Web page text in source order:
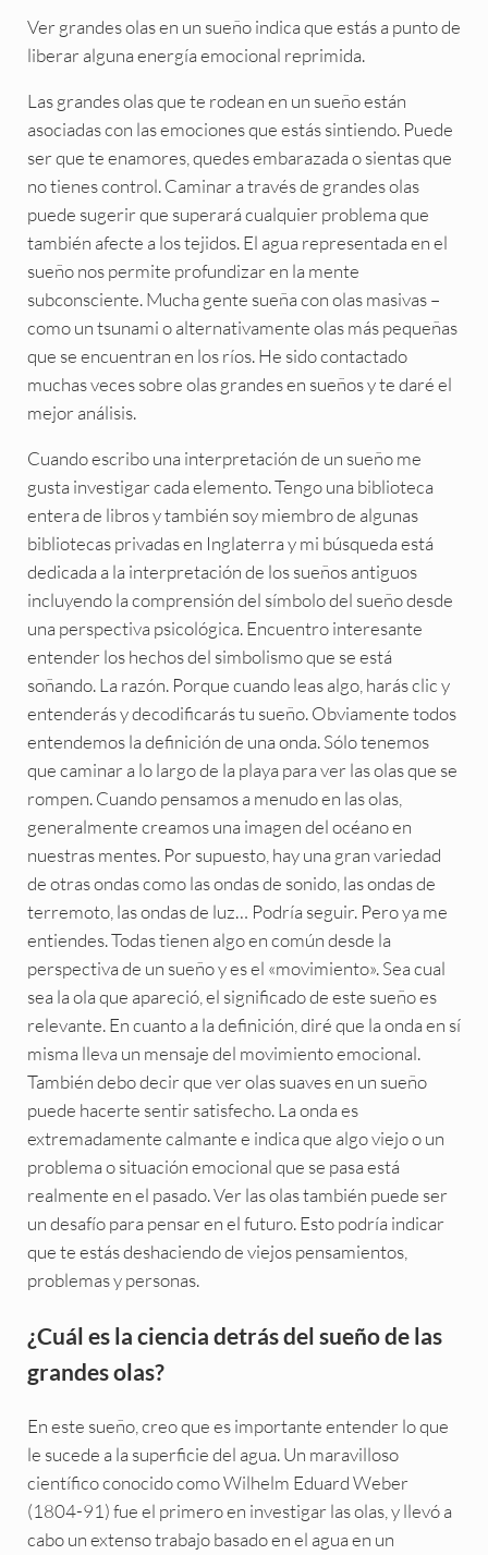
Ver grandes olas en un sueño indica que estás a punto de
liberar alguna energía emocional reprimida.
Las grandes olas que te rodean en un sueño están
asociadas con las emociones que estás sintiendo. Puede
ser que te enamores, quedes embarazada o sientas que
no tienes control. Caminar a través de grandes olas
puede sugerir que superará cualquier problema que
también afecte a los tejidos. El agua representada en el
sueño nos permite profundizar en la mente
subconsciente. Mucha gente sueña con olas masivas –
como un tsunami o alternativamente olas más pequeñas
que se encuentran en los ríos. He sido contactado
muchas veces sobre olas grandes en sueños y te daré el
mejor análisis.
Cuando escribo una interpretación de un sueño me
gusta investigar cada elemento. Tengo una biblioteca
entera de libros y también soy miembro de algunas
bibliotecas privadas en Inglaterra y mi búsqueda está
dedicada a la interpretación de los sueños antiguos
incluyendo la comprensión del símbolo del sueño desde
una perspectiva psicológica. Encuentro interesante
entender los hechos del simbolismo que se está
soñando. La razón. Porque cuando leas algo, harás clic y
entenderás y decodificarás tu sueño. Obviamente todos
entendemos la definición de una onda. Sólo tenemos
que caminar a lo largo de la playa para ver las olas que se
rompen. Cuando pensamos a menudo en las olas,
generalmente creamos una imagen del océano en
nuestras mentes. Por supuesto, hay una gran variedad
de otras ondas como las ondas de sonido, las ondas de
terremoto, las ondas de luz… Podría seguir. Pero ya me
entiendes. Todas tienen algo en común desde la
perspectiva de un sueño y es el «movimiento». Sea cual
sea la ola que apareció, el significado de este sueño es
relevante. En cuanto a la definición, diré que la onda en sí
misma lleva un mensaje del movimiento emocional.
También debo decir que ver olas suaves en un sueño
puede hacerte sentir satisfecho. La onda es
extremadamente calmante e indica que algo viejo o un
problema o situación emocional que se pasa está
realmente en el pasado. Ver las olas también puede ser
un desafío para pensar en el futuro. Esto podría indicar
que te estás deshaciendo de viejos pensamientos,
problemas y personas.
¿Cuál es la ciencia detrás del sueño de las
grandes olas?
En este sueño, creo que es importante entender lo que
le sucede a la superficie del agua. Un maravilloso
científico conocido como Wilhelm Eduard Weber
(1804-91) fue el primero en investigar las olas, y llevó a
cabo un extenso trabajo basado en el agua en un